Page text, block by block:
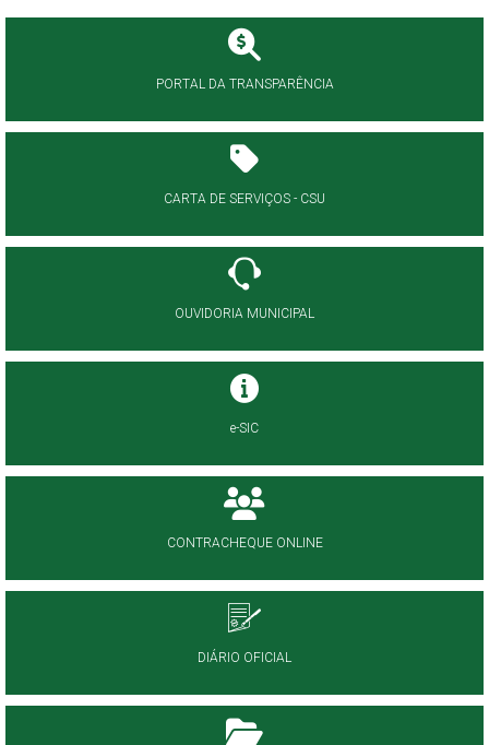
PORTAL DA TRANSPARÊNCIA
CARTA DE SERVIÇOS - CSU
OUVIDORIA MUNICIPAL
e-SIC
CONTRACHEQUE ONLINE
DIÁRIO OFICIAL